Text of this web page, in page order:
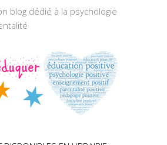
blog dédié à la psychologie